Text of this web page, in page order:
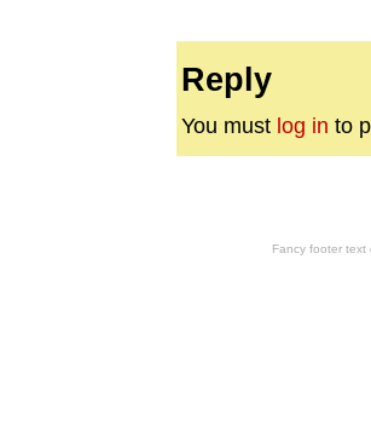
Reply
You must log in to
Fancy footer